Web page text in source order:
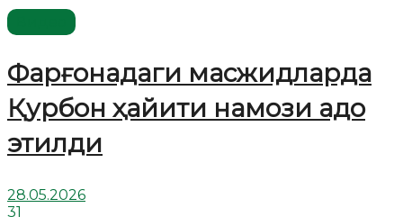
Фарғонадаги масжидларда
Қурбон ҳайити намози адо
этилди
28.05.2026
31